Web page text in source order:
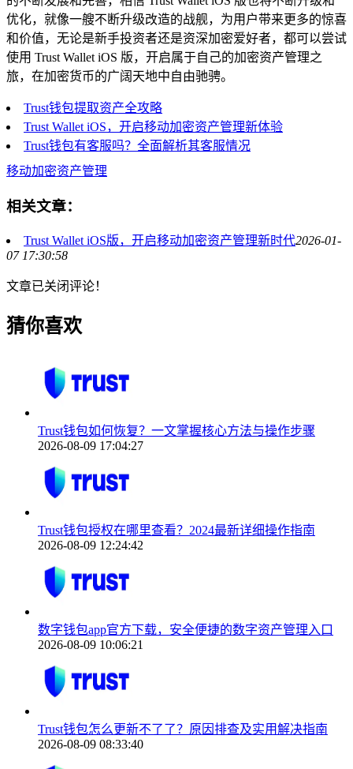
优化，就像一艘不断升级改造的战舰，为用户带来更多的惊喜
和价值，无论是新手投资者还是资深加密爱好者，都可以尝试
使用 Trust Wallet iOS 版，开启属于自己的加密资产管理之
旅，在加密货币的广阔天地中自由驰骋。
Trust钱包提取资产全攻略
Trust Wallet iOS，开启移动加密资产管理新体验
Trust钱包有客服吗？全面解析其客服情况
移动加密资产管理
相关文章：
Trust Wallet iOS版，开启移动加密资产管理新时代2026-01-
07 17:30:58
文章已关闭评论！
猜你喜欢
Trust钱包如何恢复？一文掌握核心方法与操作步骤
2026-08-09 17:04:27
Trust钱包授权在哪里查看？2024最新详细操作指南
2026-08-09 12:24:42
数字钱包app官方下载，安全便捷的数字资产管理入口
2026-08-09 10:06:21
Trust钱包怎么更新不了了？原因排查及实用解决指南
2026-08-09 08:33:40